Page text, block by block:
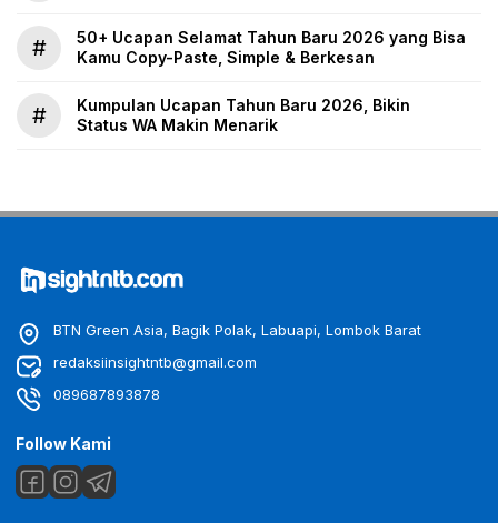
#
50+ Ucapan Selamat Tahun Baru 2026 yang Bisa
Kamu Copy-Paste, Simple & Berkesan
#
Kumpulan Ucapan Tahun Baru 2026, Bikin
Status WA Makin Menarik
BTN Green Asia, Bagik Polak, Labuapi, Lombok Barat
redaksiinsightntb@gmail.com
089687893878
Follow Kami